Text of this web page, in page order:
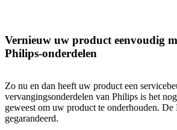
Vernieuw uw product eenvoudig
Philips-onderdelen
Zo nu en dan heeft uw product een
vervangingsonderdelen van Philips is het
geweest om uw product te onderhouden.
gegarandeerd.